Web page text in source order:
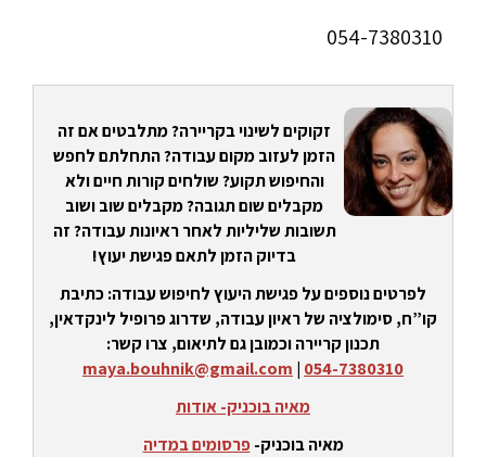
054-7380310
זקוקים לשינוי בקריירה? מתלבטים אם זה
הזמן לעזוב מקום עבודה? התחלתם לחפש
והחיפוש תקוע? שולחים קורות חיים ולא
מקבלים שום תגובה? מקבלים שוב ושוב
תשובות שליליות לאחר ראיונות עבודה? זה
בדיוק הזמן לתאם פגישת יעוץ!
לפרטים נוספים על פגישת היעוץ לחיפוש עבודה: כתיבת
קו”ח, סימולציה של ראיון עבודה, שדרוג פרופיל לינקדאין,
תכנון קריירה וכמובן גם לתיאום, צרו קשר:
054-7380310
|
maya.bouhnik@gmail.com
מאיה בוכניק- אודות
מאיה בוכניק-פרסומים במדיה